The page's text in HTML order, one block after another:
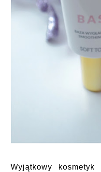
Wyjątkowy